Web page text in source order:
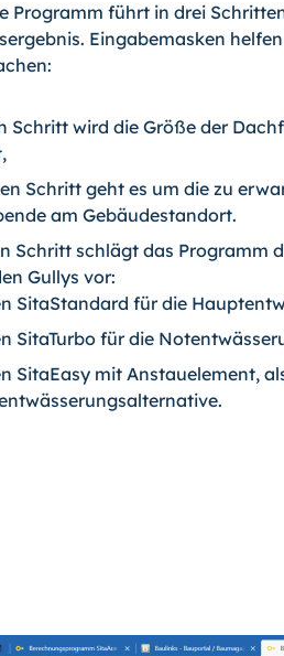
Programm führt in drei
Eingabemasken
Schritt wird die Größe der
Schritt geht es um die zu
am Gebäudestandort.
Schritt schlägt das Programm
Gullys vor:
SitaStandard für die
SitaTurbo für die
SitaEasy mit Anstauelement,